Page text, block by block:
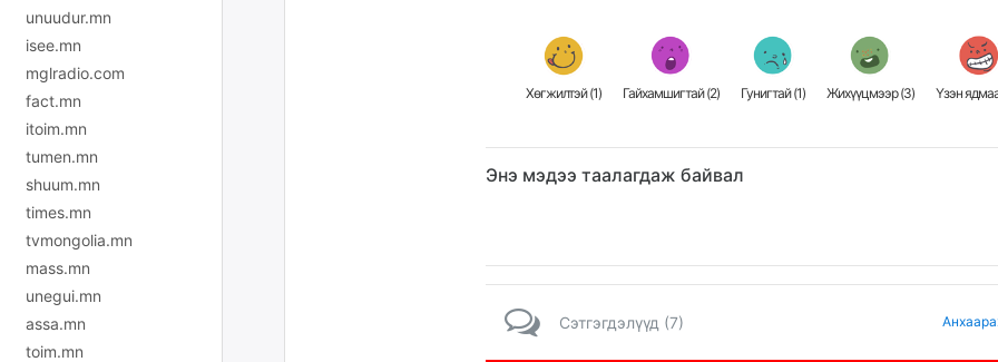
unuudur.mn
isee.mn
mglradio.com
fact.mn
itoim.mn
tumen.mn
shuum.mn
times.mn
tvmongolia.mn
mass.mn
unegui.mn
assa.mn
toim.mn
Хөгжилтэй (1) Гайхамшигтай (2) Гунигтай (1) Жихүүцмээр (3) Үзэн
Энэ мэдээ таалагдаж байвал
Сэтгэгдэлүүд (7)